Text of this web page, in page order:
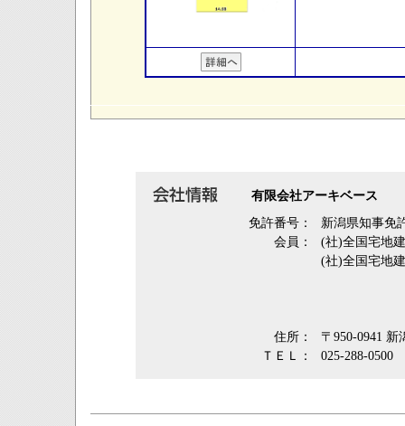
有限会社アーキベース
免許番号：
新潟県知事免
会員：
(社)全国宅地
(社)全国宅地
住所：
〒950-0941
ＴＥＬ：
025-288-0500